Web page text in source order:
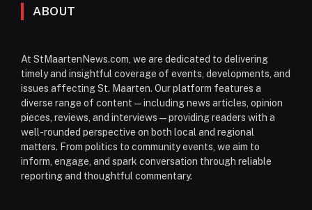
ABOUT
At StMaartenNews.com, we are dedicated to delivering
timely and insightful coverage of events, developments, and
issues affecting St. Maarten. Our platform features a
diverse range of content—including news articles, opinion
pieces, reviews, and interviews—providing readers with a
well-rounded perspective on both local and regional
matters. From politics to community events, we aim to
inform, engage, and spark conversation through reliable
reporting and thoughtful commentary.